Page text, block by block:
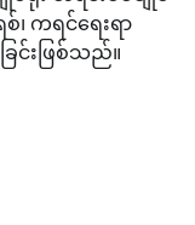
စ်၊ ကရင်ရေးရာ
င်းဖြစ်သည်။